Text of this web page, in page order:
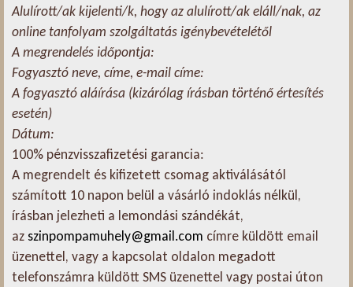
Alulírott/ak kijelenti/k, hogy az alulírott/ak eláll/nak, az
online tanfolyam szolgáltatás igénybevételétől
A megrendelés időpontja:
Fogyasztó neve, címe, e-mail címe:
A fogyasztó aláírása (kizárólag írásban történő értesítés
esetén)
Dátum:
100% pénzvisszafizetési garancia:
A megrendelt és kifizetett csomag aktiválásától
számított 10 napon belül a vásárló indoklás nélkül,
írásban jelezheti a lemondási szándékát,
az szinpompamuhely@gmail.com címre küldött email
üzenettel, vagy a kapcsolat oldalon megadott
telefonszámra küldött SMS üzenettel vagy postai úton